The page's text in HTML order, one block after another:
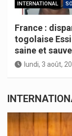
INTERNATIONAL
France :
togolaise
saine et sauve
lundi, 3 août,